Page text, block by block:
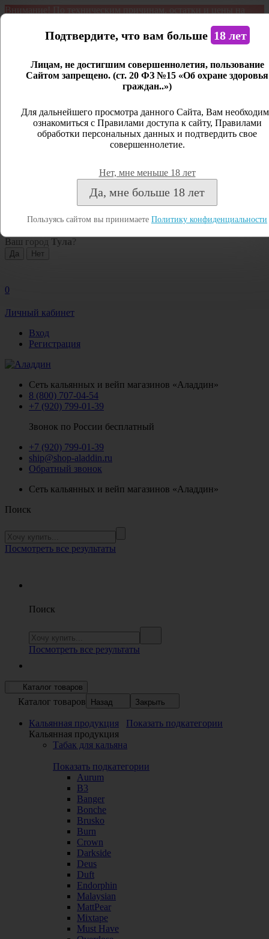
Внимание! По техническим причинам, остатки и цены на
является демонстрационным. Дистанционная продажа не
Открыть сайдбар
Личный кабинет
Закрыть
Посмотреть все результаты
Ваш город Тула ?
0
Личный кабинет
Вход
Регистрация
Сеть кальянных и вейп магазинов «Аладдин»
8 (800) 707-04-54
+7 (920) 799-01-39
Звонок по России бесплатный
+7 (920) 799-01-39
ship@shop-aladdin.ru
Обратный звонок
Сеть кальянных и вейп магазинов «Аладдин»
Поиск
Посмотреть все результаты
Поиск
Посмотреть все результаты
Каталог товаров
Каталог товаров Назад Закрыть
Кальянная продукция
Показать подкатегории
Кальянная продукция
Табак для кальяна
Показать подкатегории
Aurum
B3
Banger
Bonche
Brusko
Burn
Crown
Darkside
Deus
Duft
Endorphin
Malaysian
MattPear
Mixtape
Must Have
Подтвердите, что вам больше 18 лет
Лицам, не достигшим совершеннолетия, пользование
Сайтом запрещено. (ст. 20 ФЗ №15 «Об охране здоровья
граждан..»)
Для дальнейшего просмотра данного Сайта, Вам
ознакомиться с Правилами доступа к сайту, Правилами
обработки персональных данных и подтвердить свое
совершеннолетие.
Нет, мне меньше 18 лет
Да, мне больше 18 лет
Пользуясь сайтом вы принимаете Политику конфиденциальности